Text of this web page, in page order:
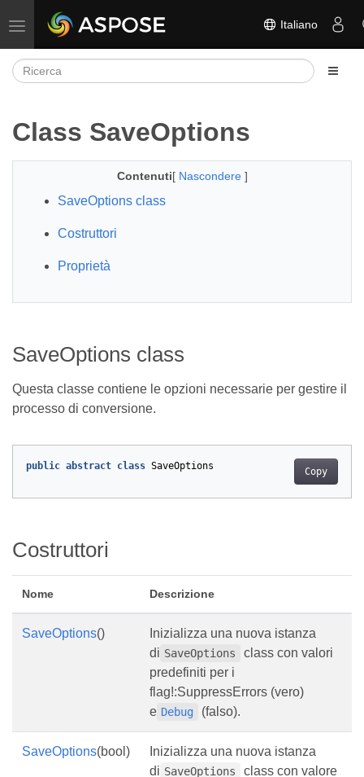
Attiva/disattiva la navigazione Italiano
Class SaveOptions
Contenuti[ Nascondere ]
SaveOptions class
Costruttori
Proprietà
SaveOptions class
Questa classe contiene le opzioni necessarie per gestire il
processo di conversione.
Copy
public abstract class SaveOptions
Costruttori
Nome Descrizione
SaveOptions()
Inizializza una nuova istanza
di SaveOptions
class con valori
predefiniti per i
flag!:SuppressErrors (vero)
e Debug (falso).
SaveOptions(bool)
Inizializza una nuova istanza
di SaveOptions
class con valore